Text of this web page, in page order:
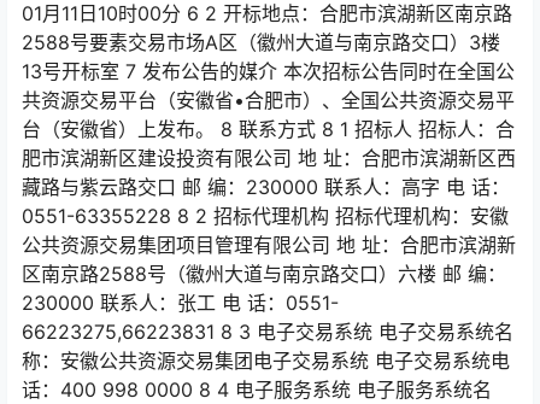
01月11日10时00分 6 2 开标地点：合肥市滨湖新区南京路
2588号要素交易市场A区（徽州大道与南京路交口）3楼
13号开标室 7 发布公告的媒介 本次招标公告同时在全国公
共资源交易平台（安徽省•合肥市）、全国公共资源交易平
台（安徽省）上发布。 8 联系方式 8 1 招标人 招标人：合
肥市滨湖新区建设投资有限公司 地 址：合肥市滨湖新区西
藏路与紫云路交口 邮 编：230000 联系人：高字 电 话：
0551-63355228 8 2 招标代理机构 招标代理机构：安徽
公共资源交易集团项目管理有限公司 地 址：合肥市滨湖新
区南京路2588号（徽州大道与南京路交口）六楼 邮 编：
230000 联系人：张工 电 话：0551-
66223275,66223831 8 3 电子交易系统 电子交易系统名
称：安徽公共资源交易集团电子交易系统 电子交易系统电
话：400 998 0000 8 4 电子服务系统 电子服务系统名